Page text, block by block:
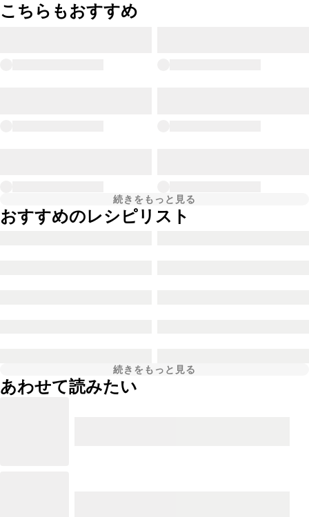
こちらもおすすめ
続きをもっと見る
おすすめのレシピリスト
続きをもっと見る
あわせて読みたい